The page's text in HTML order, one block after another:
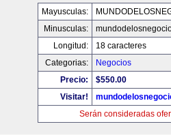
Mayusculas:
Minusculas:
Longitud:
18 caracteres
Categorias:
Negocios
Precio:
$550.00
Visitar!
Serán consideradas